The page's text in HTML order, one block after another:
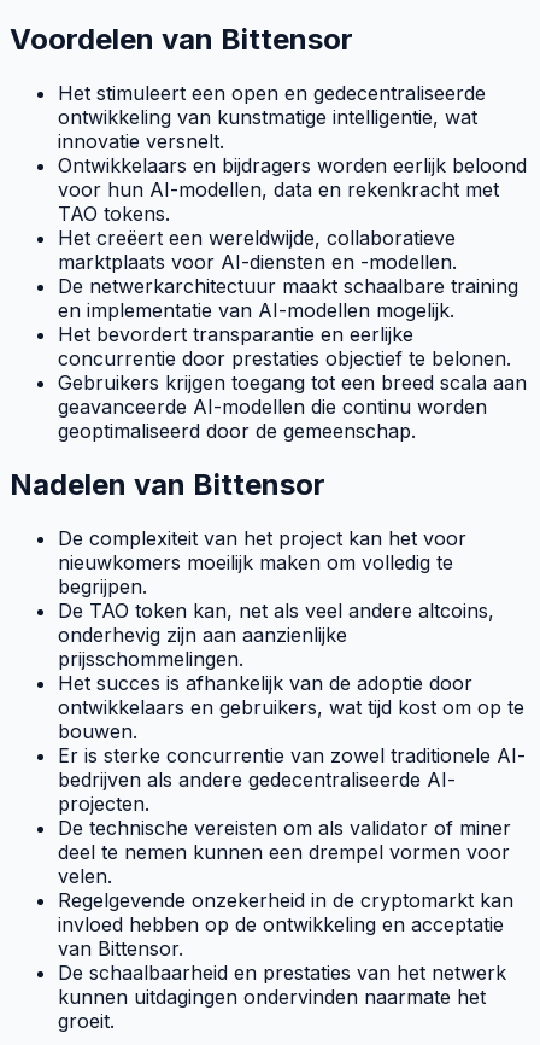
Voordelen van Bittensor
Het stimuleert een open en gedecentraliseerde
ontwikkeling van kunstmatige intelligentie, wat
innovatie versnelt.
Ontwikkelaars en bijdragers worden eerlijk beloond
voor hun AI-modellen, data en rekenkracht met
TAO tokens.
Het creëert een wereldwijde, collaboratieve
marktplaats voor AI-diensten en -modellen.
De netwerkarchitectuur maakt schaalbare training
en implementatie van AI-modellen mogelijk.
Het bevordert transparantie en eerlijke
concurrentie door prestaties objectief te belonen.
Gebruikers krijgen toegang tot een breed scala aan
geavanceerde AI-modellen die continu worden
geoptimaliseerd door de gemeenschap.
Nadelen van Bittensor
De complexiteit van het project kan het voor
nieuwkomers moeilijk maken om volledig te
begrijpen.
De TAO token kan, net als veel andere altcoins,
onderhevig zijn aan aanzienlijke
prijsschommelingen.
Het succes is afhankelijk van de adoptie door
ontwikkelaars en gebruikers, wat tijd kost om op te
bouwen.
Er is sterke concurrentie van zowel traditionele AI-
bedrijven als andere gedecentraliseerde AI-
projecten.
De technische vereisten om als validator of miner
deel te nemen kunnen een drempel vormen voor
velen.
Regelgevende onzekerheid in de cryptomarkt kan
invloed hebben op de ontwikkeling en acceptatie
van Bittensor.
De schaalbaarheid en prestaties van het netwerk
kunnen uitdagingen ondervinden naarmate het
groeit.